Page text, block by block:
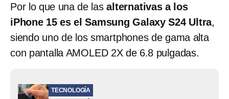
Por lo que una de lasalternativas a los
iPhone 15 es el Samsung Galaxy S24 Ultra,
siendo uno de los smartphones de gama alta
con pantalla AMOLED 2X de 6.8 pulgadas.
TECNOLOGÍA